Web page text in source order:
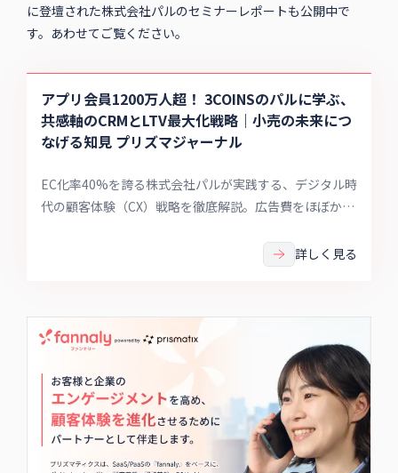
に登壇された株式会社パルのセミナーレポートも公開中で
す。あわせてご覧ください。
アプリ会員1200万人超！ 3COINSのパルに学ぶ、
共感軸のCRMとLTV最大化戦略｜小売の未来につ
なげる知見 プリズマジャーナル
EC化率40%を誇る株式会社パルが実践する、デジタル時
代の顧客体験（CX）戦略を徹底解説。広告費をほぼかけ
店舗・アプリを連動させた独自の「設計思想」がありま
した。「SNS映え」から「共感」へシフトしたスタッフ
バランスなど、小売・EC事業者が今すぐ取り組むべきロ
イヤルティ向上のヒントが凝縮された事例レポートで
詳しく見る